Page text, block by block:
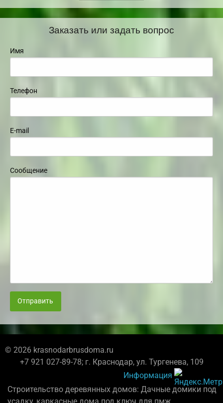
Заказать или задать вопрос
Имя
Телефон
E-mail
Сообщение
Отправить
© 2026 krasnodarbrusdoma.ru
+7 921 027-89-78; г. Краснодар, ул. Тургенева, 109
Информация
Строительство деревянных домов: Дачные домики под